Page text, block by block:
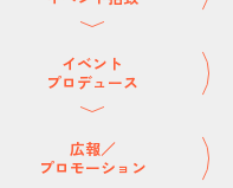
イベント
プロデュース
広報／
プロモーション